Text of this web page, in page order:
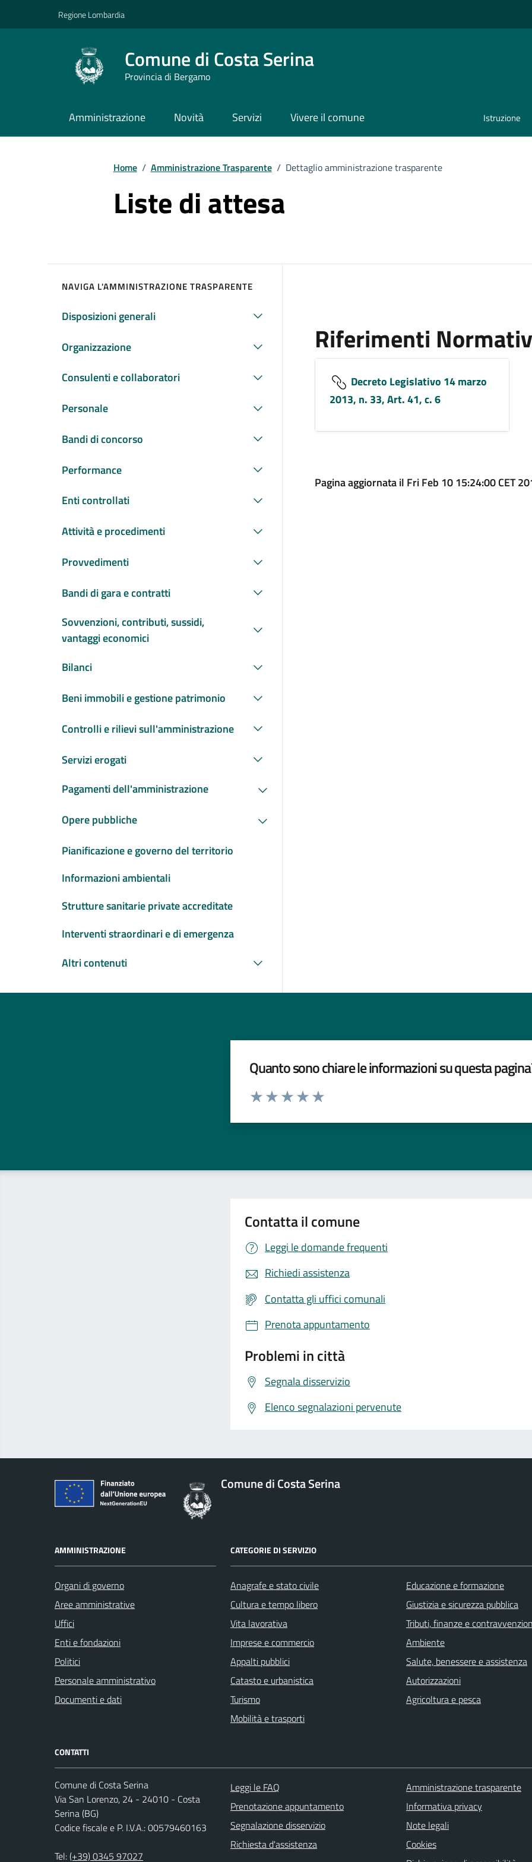
Regione Lombardia
Comune di Costa Serina
Provincia di Bergamo
Amministrazione Novità Servizi Vivere il comune Istruzione
Home / Amministrazione Trasparente / Dettaglio amministrazione trasparente
Liste di attesa
NAVIGA L'AMMINISTRAZIONE TRASPARENTE
Disposizioni generali
Organizzazione
Consulenti e collaboratori
Personale
Bandi di concorso
Performance
Enti controllati
Attività e procedimenti
Provvedimenti
Bandi di gara e contratti
Sovvenzioni, contributi, sussidi,
vantaggi economici
Bilanci
Beni immobili e gestione patrimonio
Controlli e rilievi sull'amministrazione
Servizi erogati
Pagamenti dell'amministrazione
Opere pubbliche
Pianificazione e governo del territorio
Informazioni ambientali
Strutture sanitarie private accreditate
Interventi straordinari e di emergenza
Altri contenuti
Riferimenti
Decreto Legislativo 14 marzo
2013, n. 33, Art. 41, c. 6
Pagina aggiornata il Fri Feb 10 15:24:00 CET
Quanto sono chiare le informazioni su questa
Valuta da 1 a 5 stelle la pagina
Contatta il comune
Leggi le domande frequenti
Richiedi assistenza
Contatta gli uffici comunali
Prenota appuntamento
Problemi in città
Segnala disservizio
Elenco segnalazioni pervenute
Comune di Costa Serina
AMMINISTRAZIONE
Organi di governo
Aree amministrative
Uffici
Enti e fondazioni
Politici
Personale amministrativo
Documenti e dati
CATEGORIE DI SERVIZIO
Anagrafe e stato civile
Cultura e tempo libero
Vita lavorativa
Imprese e commercio
Appalti pubblici
Catasto e urbanistica
Turismo
Mobilità e trasporti
Educazione e formazione
Giustizia e sicurezza pubblica
Tributi, finanze e
Ambiente
Salute, benessere e assistenza
Autorizzazioni
Agricoltura e pesca
CONTATTI
Comune di Costa Serina
Via San Lorenzo, 24 - 24010 - Costa
Serina (BG)
Codice fiscale e P. I.V.A.: 00579460163
Tel:(+39) 0345 97027
Leggi le FAQ
Prenotazione appuntamento
Segnalazione disservizio
Richiesta d'assistenza
Amministrazione trasparente
Informativa privacy
Note legali
Cookies